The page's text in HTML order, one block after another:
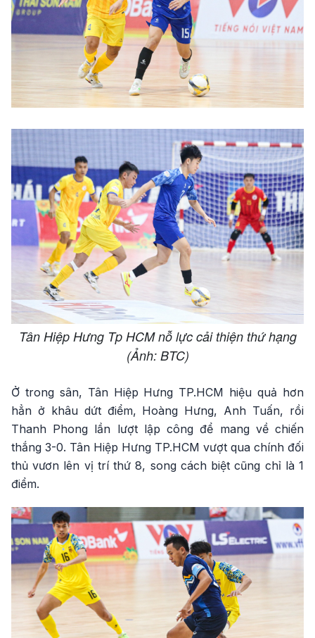
Tân Hiệp Hưng Tp HCM nỗ lực cải thiện thứ hạng
(Ảnh: BTC)
Ở trong sân, Tân Hiệp Hưng TP.HCM hiệu quả hơn
hẳn ở khâu dứt điểm, Hoàng Hưng, Anh Tuấn, rồi
Thanh Phong lần lượt lập công để mang về chiến
thắng 3-0. Tân Hiệp Hưng TP.HCM vượt qua chính đối
thủ vươn lên vị trí thứ 8, song cách biệt cũng chỉ là 1
điểm.